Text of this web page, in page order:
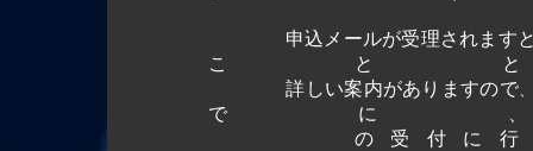
申込メールが受理されます
こと
詳しい案内がありますので、
でに
の受付に